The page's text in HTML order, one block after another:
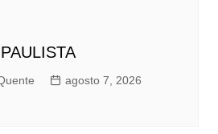
agosto 7, 2026